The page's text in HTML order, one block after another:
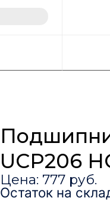
UCP206
Цена: 777 руб.
Остаток на